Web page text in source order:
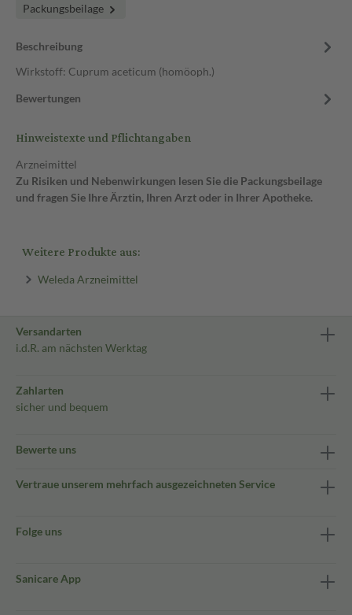
Packungsbeilage
Beschreibung
Wirkstoff: Cuprum aceticum (homöoph.)
Bewertungen
Hinweistexte und Pflichtangaben
Arzneimittel
Zu Risiken und Nebenwirkungen lesen Sie die Packungsbeilage
und fragen Sie Ihre Ärztin, Ihren Arzt oder in Ihrer Apotheke.
Weitere Produkte aus:
Weleda Arzneimittel
Versandarten
i.d.R. am nächsten Werktag
Zahlarten
sicher und bequem
Bewerte uns
Vertraue unserem mehrfach ausgezeichneten Service
Folge uns
Sanicare App